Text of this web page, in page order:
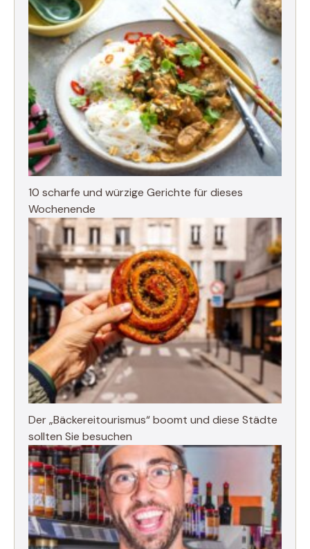
10 scharfe und würzige Gerichte für dieses
Wochenende
Der „Bäckereitourismus“ boomt und diese Städte
sollten Sie besuchen